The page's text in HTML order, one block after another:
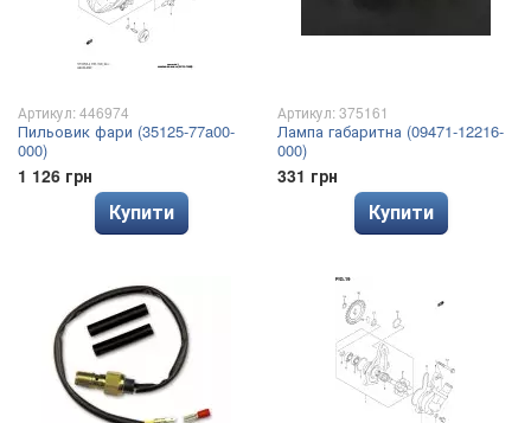
Артикул: 446974
Пильовик фари (35125-77a00-
000)
1 126 грн
Купити
Артикул: 375161
Лампа габаритна (09471-12216-
000)
331 грн
Купити